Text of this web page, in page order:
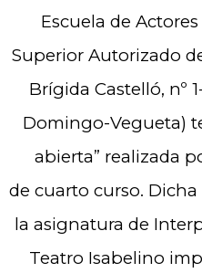
Escuela de
Superior Autorizado
Brígida Castelló, nº
Domingo-Vegueta)
abierta” realizada
de cuarto curso.
la asignatura de
Teatro Isabelino